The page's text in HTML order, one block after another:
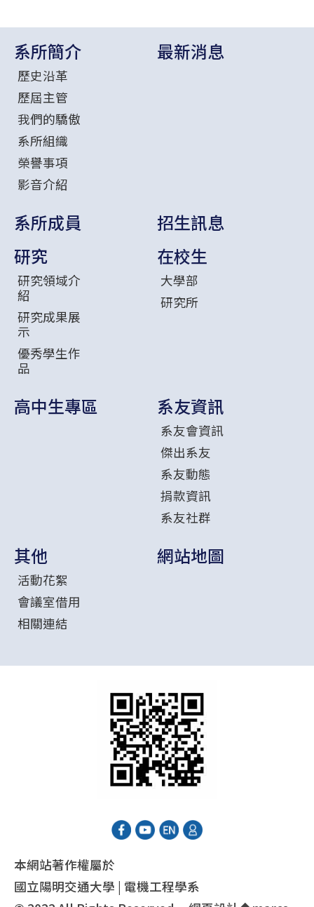
系所簡介
歷史沿革
歷屆主管
我們的驕傲
系所組織
榮譽事項
影音介紹
最新消息
系所成員
招生訊息
研究
研究領域介
紹
研究成果展
示
優秀學生作
品
在校生
大學部
研究所
高中生專區 系友資訊
系友會資訊
傑出系友
系友動態
捐款資訊
系友社群
其他
活動花絮
會議室借用
相關連結
網站地圖
本網站著作權屬於
國立陽明交通大學 | 電機工程學系